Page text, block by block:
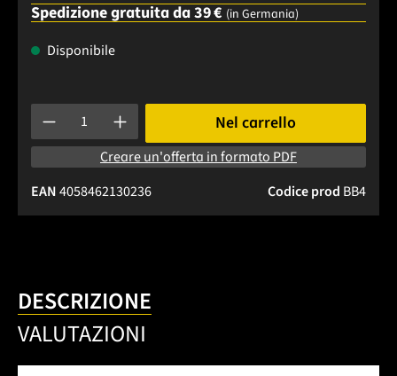
Spedizione gratuita da 39 € (in Germania)
Disponibile
Quantità del prodotto: inserisci la quantità desiderata o
Nel carrello
Creare un'offerta in formato PDF
Codice prod BB4
EAN4058462130236
DESCRIZIONE
VALUTAZIONI